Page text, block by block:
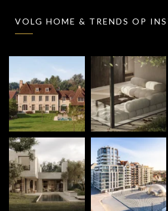
VOLG HOME & TRENDS OP